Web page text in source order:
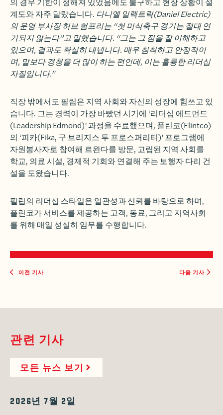
계도와 자주 달랐습니다. 다니엘 일렉트릭(Daniel Electric)
의 운영 부사장 허브 험프리는 “첫 미식축구 경기는 절대 연
기되지 않는다”고 말했습니다. “그는 그 점을 잘 이해하고
있으며, 결과도 확실히 내냅니다. 매우 침착하고 안정적이
며, 말보다 경청을 더 많이 하는 편인데, 이는 훌륭한 리더십
자질입니다.”
직장 밖에서도 필립은 지역 사회와 자신의 성장에 힘쓰고 있
습니다. 그는 경력이 가장 바빴던 시기에 ‘리더십 에드먼드
(Leadership Edmond)’ 과정을 수료했으며, 플린코(Flintco)
의 ‘피카(Fika, 구 브리지스 투 프로스퍼리티)’ 프로그램에
자원봉사자로 참여해 르완다를 방문, 고립된 지역 사회를
학교, 의료 시설, 경제적 기회와 연결해 주는 보행자 다리 건
설을 도왔습니다.
필립의 리더십 스타일은 일관성과 신뢰를 바탕으로 하며,
플린코가 서비스를 제공하는 고객, 동료, 그리고 지역사회
를 위해 매일 성실히 임무를 수행합니다.
이전 기사 다음 기사
관련 기사
모든 뉴스 보기
2026년 7월 2일